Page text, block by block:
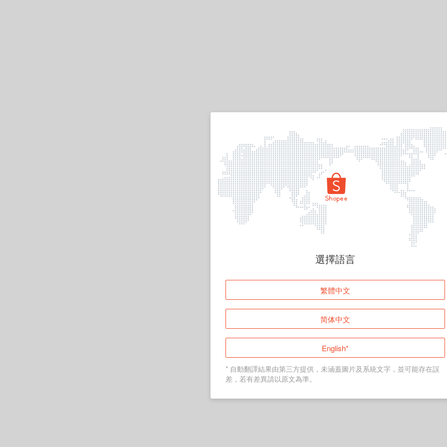
頁面無法顯示
登入
返回首頁
選擇語言
繁體中文
简体中文
English*
* 自動翻譯結果由第三方提供，未涵蓋圖片及系統文字，並可能存在誤
差，若有差異請以原文為準。